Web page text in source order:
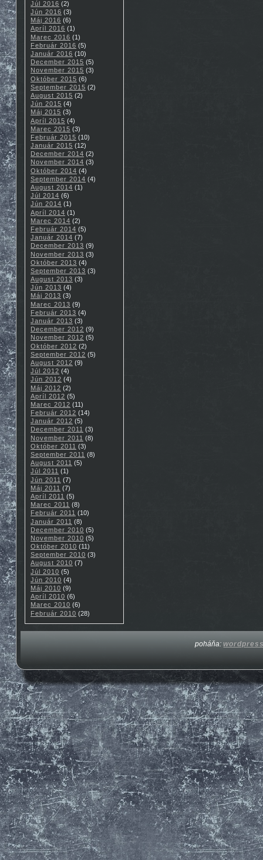
Júl 2016 (2)
Jún 2016 (3)
Máj 2016 (6)
Apríl 2016 (1)
Marec 2016 (1)
Február 2016 (5)
Január 2016 (10)
December 2015 (5)
November 2015 (3)
Október 2015 (6)
September 2015 (2)
August 2015 (2)
Jún 2015 (4)
Máj 2015 (3)
Apríl 2015 (4)
Marec 2015 (3)
Február 2015 (10)
Január 2015 (12)
December 2014 (2)
November 2014 (3)
Október 2014 (4)
September 2014 (4)
August 2014 (1)
Júl 2014 (6)
Jún 2014 (1)
Apríl 2014 (1)
Marec 2014 (2)
Február 2014 (5)
Január 2014 (7)
December 2013 (9)
November 2013 (3)
Október 2013 (4)
September 2013 (3)
August 2013 (3)
Jún 2013 (4)
Máj 2013 (3)
Marec 2013 (9)
Február 2013 (4)
Január 2013 (3)
December 2012 (9)
November 2012 (5)
Október 2012 (2)
September 2012 (5)
August 2012 (9)
Júl 2012 (4)
Jún 2012 (4)
Máj 2012 (2)
Apríl 2012 (5)
Marec 2012 (11)
Február 2012 (14)
Január 2012 (5)
December 2011 (3)
November 2011 (8)
Október 2011 (3)
September 2011 (8)
August 2011 (5)
Júl 2011 (1)
Jún 2011 (7)
Máj 2011 (7)
Apríl 2011 (5)
Marec 2011 (8)
Február 2011 (10)
Január 2011 (8)
December 2010 (5)
November 2010 (5)
Október 2010 (11)
September 2010 (3)
August 2010 (7)
Júl 2010 (5)
Jún 2010 (4)
Máj 2010 (9)
Apríl 2010 (6)
Marec 2010 (6)
Február 2010 (28)
poháňa: